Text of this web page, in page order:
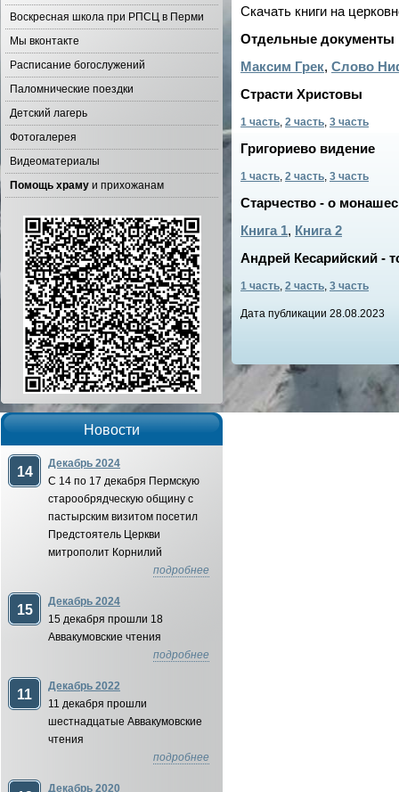
Воскресная школа при РПСЦ в Перми
Мы вконтакте
Расписание богослужений
Паломнические поездки
Детский лагерь
Фотогалерея
Видеоматериалы
Помощь храму и прихожанам
Новости
14
Декабрь 2024
С 14 по 17 декабря Пермскую
старообрядческую общину с
пастырским визитом посетил
Предстоятель Церкви
митрополит Корнилий
подробнее
15
Декабрь 2024
15 декабря прошли 18
Аввакумовские чтения
подробнее
11
Декабрь 2022
11 декабря прошли
шестнадцатые Аввакумовские
чтения
подробнее
Декабрь 2020
Скачать книги на
Отдельные документы
Максим Грек, Слово
Страсти Христовы
1 часть, 2 часть, 3 часть
Григориево видение
1 часть, 2 часть, 3 часть
Старчество - о
Книга 1, Книга 2
Андрей Кесарийский -
1 часть, 2 часть, 3 часть
Дата публикации 28.08.2023